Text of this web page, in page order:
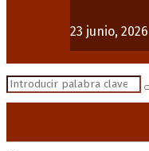
23 junio, 2026
Search